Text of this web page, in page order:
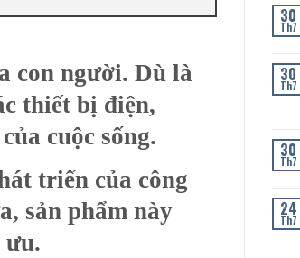
con người. Dù là
thiết bị điện,
cuộc sống.
triển của công
sản phẩm này
ưu.
30
Th7
30
Th7
30
Th7
24
Th7